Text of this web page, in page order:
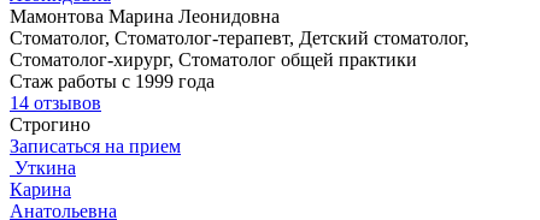
Мамонтова Марина Леонидовна
Стоматолог, Стоматолог-терапевт, Детский стоматолог,
Стоматолог-хирург, Стоматолог общей практики
Стаж работы с 1999 года
14 отзывов
Строгино
Записаться на прием
Уткина
Карина
Анатольевна